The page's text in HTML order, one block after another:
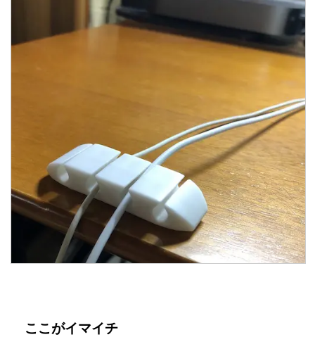
ここがイマイチ